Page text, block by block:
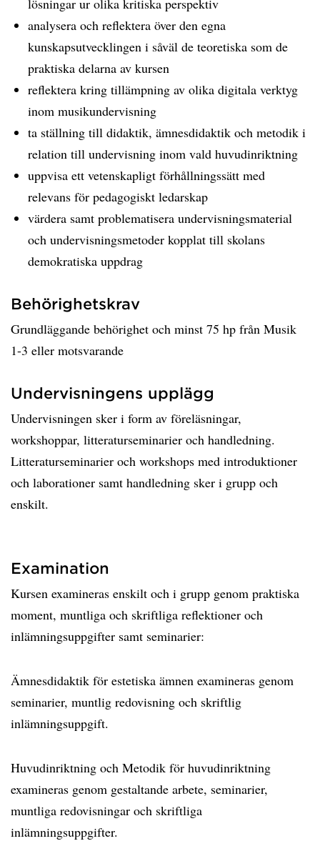
lösningar ur olika kritiska perspektiv
analysera och reflektera över den egna
kunskapsutvecklingen i såväl de teoretiska som de
praktiska delarna av kursen
reflektera kring tillämpning av olika digitala verktyg
inom musikundervisning
ta ställning till didaktik, ämnesdidaktik och metodik i
relation till undervisning inom vald huvudinriktning
uppvisa ett vetenskapligt förhållningssätt med
relevans för pedagogiskt ledarskap
värdera samt problematisera undervisningsmaterial
och undervisningsmetoder kopplat till skolans
demokratiska uppdrag
Behörighetskrav
Grundläggande behörighet och minst 75 hp från Musik
1-3 eller motsvarande
Undervisningens upplägg
Undervisningen sker i form av föreläsningar,
workshoppar, litteraturseminarier och handledning.
Litteraturseminarier och workshops med introduktioner
och laborationer samt handledning sker i grupp och
enskilt.
Examination
Kursen examineras enskilt och i grupp genom praktiska
moment, muntliga och skriftliga reflektioner och
inlämningsuppgifter samt seminarier:
Ämnesdidaktik för estetiska ämnen examineras genom
seminarier, muntlig redovisning och skriftlig
inlämningsuppgift.
Huvudinriktning och Metodik för huvudinriktning
examineras genom gestaltande arbete, seminarier,
muntliga redovisningar och skriftliga
inlämningsuppgifter.